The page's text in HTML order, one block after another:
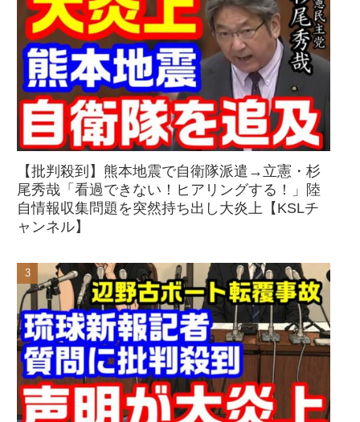
【批判殺到】熊本地震で自衛隊派遣→立憲・杉
尾秀哉「看過できない！ヒアリングする！」陸
自情報収集問題を突然持ち出し大炎上【KSLチ
ャンネル】